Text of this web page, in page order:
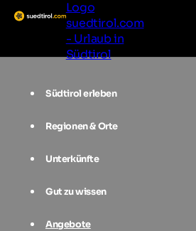
Logo
suedtirol.com
- Urlaub in
Südtirol
Südtirol erleben
Regionen & Orte
Unterkünfte
Gut zu wissen
Angebote